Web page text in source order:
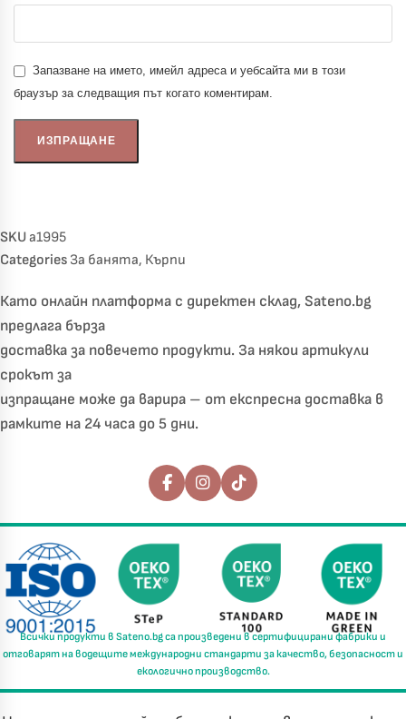
Запазване на името, имейл адреса и уебсайта ми в този
браузър за следващия път когато коментирам.
SKUa1995
Categories За банята, Кърпи
Като онлайн платформа с директен склад, Sateno.bg
предлага бърза
доставка за повечето продукти. За някои артикули
срокът за
изпращане може да варира – от експресна доставка в
рамките на 24 часа до 5 дни.
Последвайте ни
Всички продукти в Sateno.bgса произведени всертифицирани фабрики и
отговарят на водещите международни стандарти закачество, безопасност и
екологично производство.